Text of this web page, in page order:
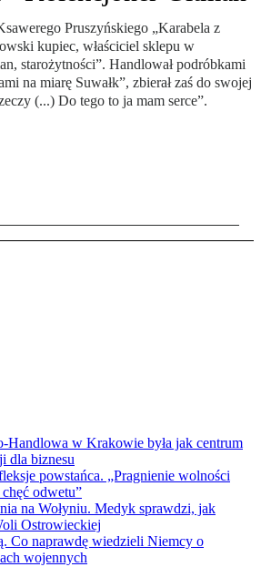
Pruszyńskiego „Karabela z
kupiec, właściciel sklepu w
starożytności”. Handlował podróbkami
na miarę Suwałk”, zbierał zaś do swojej
(...) Do tego to ja mam serce”.
Handlowa w Krakowie była jak centrum
dla biznesu
powstańca. „Pragnienie wolności
odwetu”
na Wołyniu. Medyk sprawdzi, jak
Ostrowieckiej
Co naprawdę wiedzieli Niemcy o
wojennych